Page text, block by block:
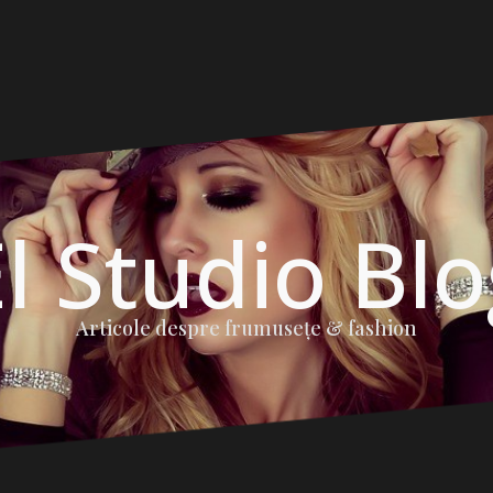
Studio
Articole despre frumuseţe & fashion